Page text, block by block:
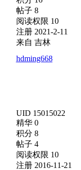
帖子 8
阅读权限 10
注册 2021-2-11
来自 吉林
hdming668
UID 15015022
精华 0
积分 8
帖子 4
阅读权限 10
注册 2016-11-21